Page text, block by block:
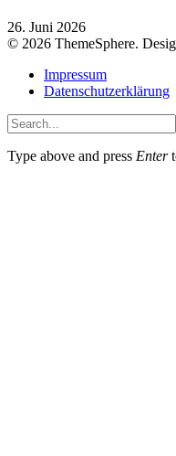
26. Juni 2026
© 2026 ThemeSphere.
Impressum
Datenschutzerklärung
Type above and press Enter